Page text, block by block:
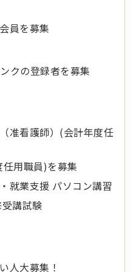
員を募集
クの登録者を募集
准看護師）(会計年度任
用職員)を募集
就業支援 パソコン講習
講試験
人大募集！